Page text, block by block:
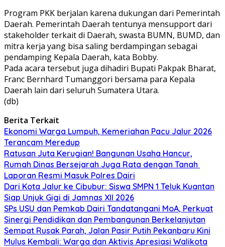
Program PKK berjalan karena dukungan dari Pemerintah
Daerah. Pemerintah Daerah tentunya mensupport dari
stakeholder terkait di Daerah, swasta BUMN, BUMD, dan
mitra kerja yang bisa saling berdampingan sebagai
pendamping Kepala Daerah, kata Bobby.
Pada acara tersebut juga dihadiri Bupati Pakpak Bharat,
Franc Bernhard Tumanggori bersama para Kepala
Daerah lain dari seluruh Sumatera Utara.
(db)
Berita Terkait
Ekonomi Warga Lumpuh, Kemeriahan Pacu Jalur 2026
Terancam Meredup
Ratusan Juta Kerugian! Bangunan Usaha Hancur,
Rumah Dinas Bersejarah Juga Rata dengan Tanah
Laporan Resmi Masuk Polres Dairi
Dari Kota Jalur ke Cibubur: Siswa SMPN 1 Teluk Kuantan
Siap Unjuk Gigi di Jamnas XII 2026
SPs USU dan Pemkab Dairi Tandatangani MoA, Perkuat
Sinergi Pendidikan dan Pembangunan Berkelanjutan
Sempat Rusak Parah, Jalan Pasir Putih Pekanbaru Kini
Mulus Kembali: Warga dan Aktivis Apresiasi Walikota